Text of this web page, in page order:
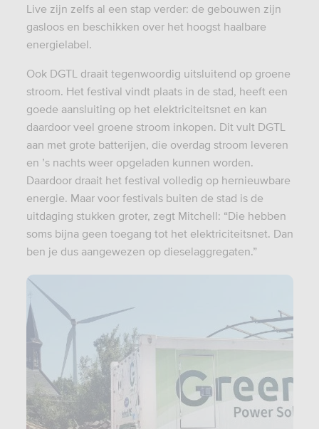
Live zijn zelfs al een stap verder: de gebouwen zijn
gasloos en beschikken over het hoogst haalbare
energielabel.
Ook DGTL draait tegenwoordig uitsluitend op groene
stroom. Het festival vindt plaats in de stad, heeft een
goede aansluiting op het elektriciteitsnet en kan
daardoor veel groene stroom inkopen. Dit vult DGTL
aan met grote batterijen, die overdag stroom leveren
en ’s nachts weer opgeladen kunnen worden.
Daardoor draait het festival volledig op hernieuwbare
energie. Maar voor festivals buiten de stad is de
uitdaging stukken groter, zegt Mitchell: “Die hebben
soms bijna geen toegang tot het elektriciteitsnet. Dan
ben je dus aangewezen op dieselaggregaten.”